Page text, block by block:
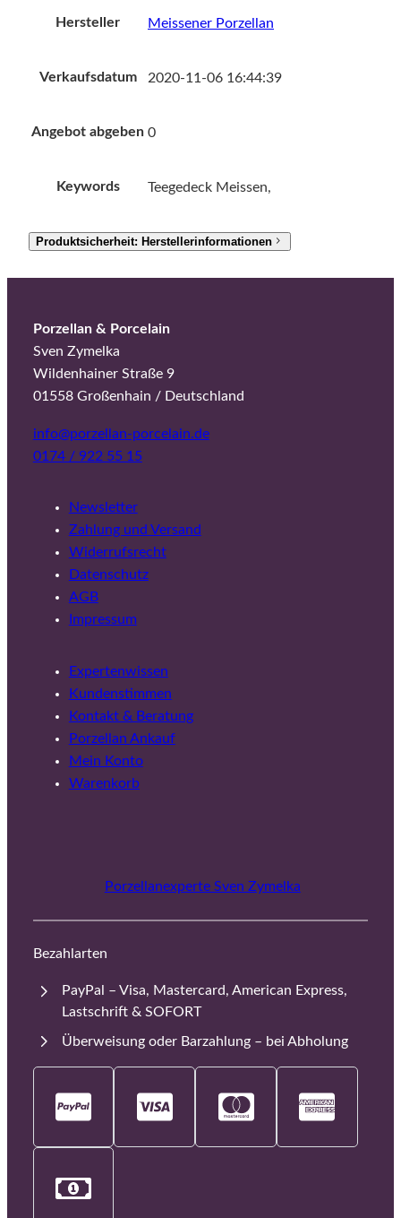
Hersteller Meissener Porzellan
Verkaufsdatum 2020-11-06 16:44:39
Angebot abgeben 0
Keywords Teegedeck Meissen,
Produktsicherheit: Herstellerinformationen
Porzellan & Porcelain
Sven Zymelka
Wildenhainer Straße 9
01558 Großenhain / Deutschland
info@porzellan-porcelain.de
0174 / 922 55 15
Newsletter
Zahlung und Versand
Widerrufsrecht
Datenschutz
AGB
Impressum
Expertenwissen
Kundenstimmen
Kontakt & Beratung
Porzellan Ankauf
Mein Konto
Warenkorb
Porzellanexperte Sven Zymelka
Bezahlarten
PayPal – Visa, Mastercard, American Express,
Lastschrift & SOFORT
Überweisung oder Barzahlung – bei Abholung